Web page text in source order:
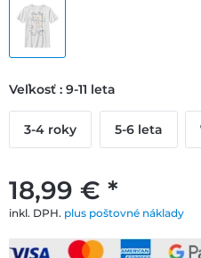
18,99 € *
inkl. DPH. plus poštovné náklady
Veľkosť : 9-11 leta
3-4 roky 5-6 leta